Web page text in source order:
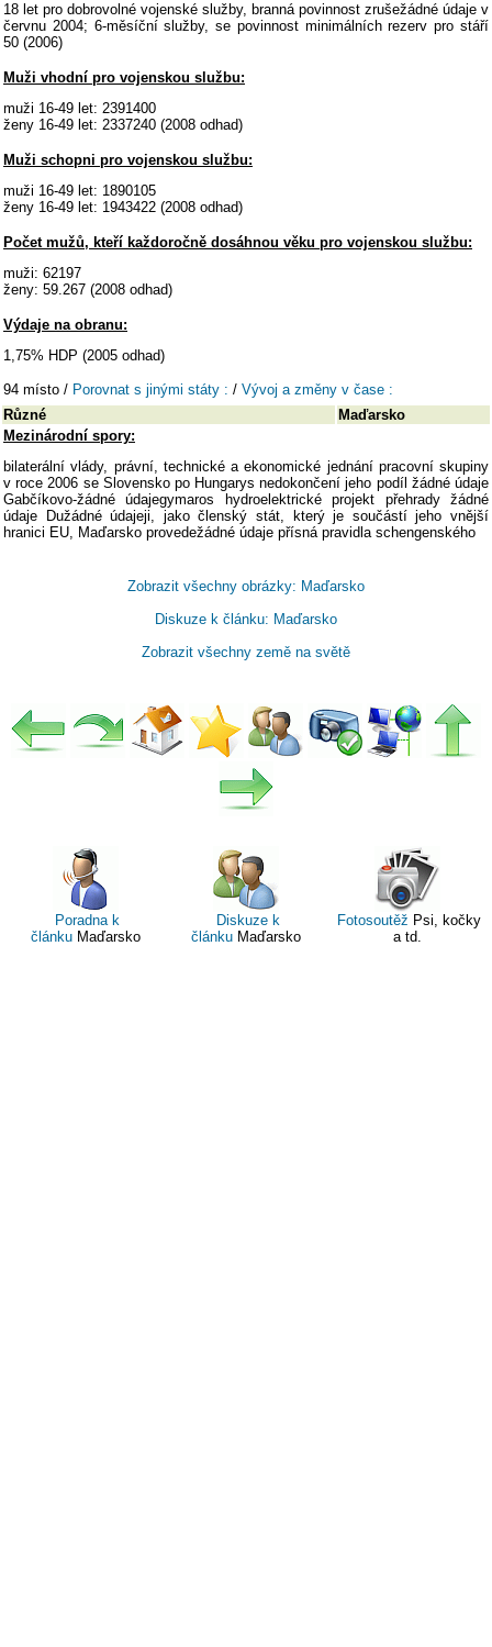
18 let pro dobrovolné vojenské služby, branná povinnost zrušežádné údaje v
červnu 2004; 6-měsíční služby, se povinnost minimálních rezerv pro stáří
50 (2006)
Muži vhodní pro vojenskou službu:
muži 16-49 let: 2391400
ženy 16-49 let: 2337240 (2008 odhad)
Muži schopni pro vojenskou službu:
muži 16-49 let: 1890105
ženy 16-49 let: 1943422 (2008 odhad)
Počet mužů, kteří každoročně dosáhnou věku pro vojenskou službu:
muži: 62197
ženy: 59.267 (2008 odhad)
Výdaje na obranu:
1,75% HDP (2005 odhad)
94 místo / Porovnat s jinými státy : / Vývoj a změny v čase :
Různé
Maďarsko
Mezinárodní spory:
bilaterální vlády, právní, technické a ekonomické jednání pracovní skupiny
v roce 2006 se Slovensko po Hungarys nedokončení jeho podíl žádné údaje
Gabčíkovo-žádné údajegymaros hydroelektrické projekt přehrady žádné
údaje Dužádné údajeji, jako členský stát, který je součástí jeho vnější
hranici EU, Maďarsko provedežádné údaje přísná pravidla schengenského
Zobrazit všechny obrázky: Maďarsko
Diskuze k článku: Maďarsko
Zobrazit všechny země na světě
Poradna k
článkuMaďarsko
Diskuze k
článku Maďarsko
Fotosoutěž Psi, kočky
a td.